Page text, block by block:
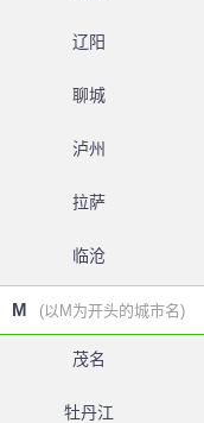
辽阳
聊城
泸州
拉萨
临沧
M (以M为开头的城市名)
茂名
牡丹江